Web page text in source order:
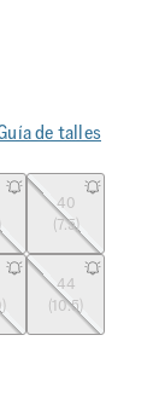
de talles
40
(7.5)
44
(10.5)